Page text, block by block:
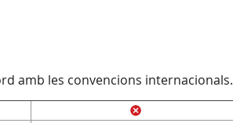
amb les convencions internacionals.